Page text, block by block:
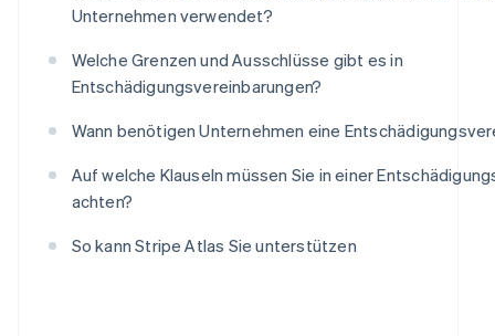
Unternehmen verwendet?
Welche Grenzen und Ausschlüsse gibt es in
Entschädigungsvereinbarungen?
Wann benötigen Unternehmen eine
Auf welche Klauseln müssen Sie in einer
achten?
So kann Stripe Atlas Sie unterstützen